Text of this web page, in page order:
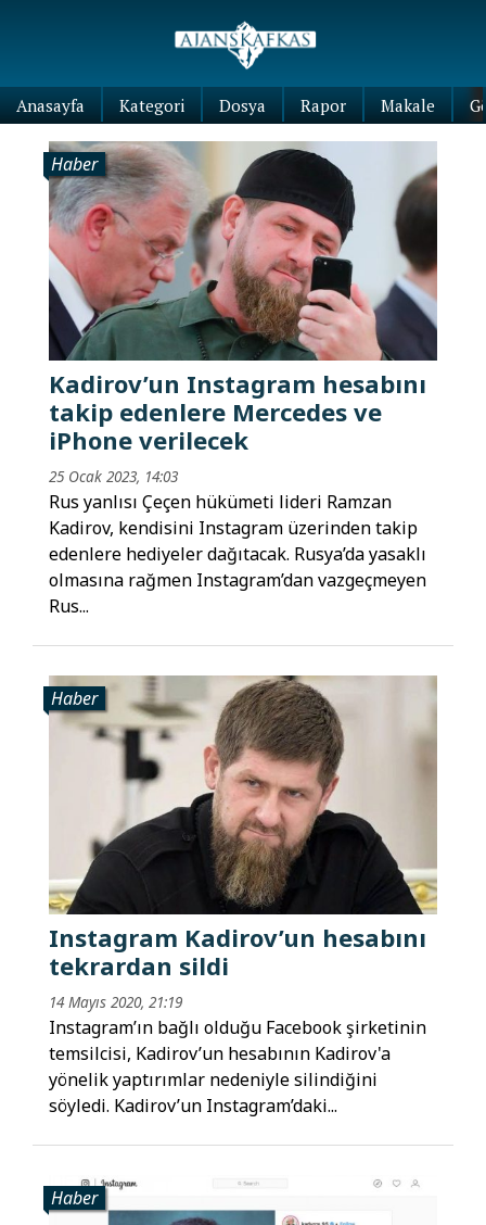
Anasayfa Kategori Dosya Rapor Makale
Haber
Kadirov’un Instagram hesabını
takip edenlere Mercedes ve
iPhone verilecek
25 Ocak 2023, 14:03
Rus yanlısı Çeçen hükümeti lideri Ramzan
Kadirov, kendisini Instagram üzerinden takip
edenlere hediyeler dağıtacak. Rusya’da yasaklı
olmasına rağmen Instagram’dan vazgeçmeyen
Rus...
Haber
Instagram Kadirov’un hesabını
tekrardan sildi
14 Mayıs 2020, 21:19
Instagram’ın bağlı olduğu Facebook şirketinin
temsilcisi, Kadirov’un hesabının Kadirov'a
yönelik yaptırımlar nedeniyle silindiğini
söyledi. Kadirov’un Instagram’daki...
Haber